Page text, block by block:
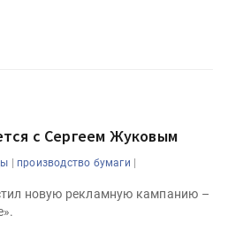
с Сергеем Жуковым
| производство бумаги |
новую рекламную кампанию –